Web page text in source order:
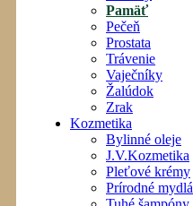
Pamäť
Pečeň
Prostata
Trávenie
Vaječníky
Žalúdok
Zrak
Kozmetika
Bylinné oleje
J.V.Kozmetika
Pleťové krémy
Prírodné mydlá